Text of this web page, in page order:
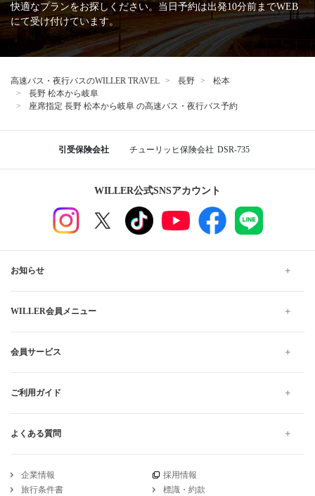
快適なプランをお探しください。当日予約は出発10分前までWEB
にて受け付けています。
高速バス・夜行バスのWILLER TRAVEL 長野
松本
長野 松本から岐阜
座席指定 長野 松本から岐阜 の高速バス・夜行バス予約
引受保険会社 チューリッヒ保険会社 DSR-735
WILLER公式SNSアカウント
お知らせ
WILLER会員メニュー
会員サービス
ご利用ガイド
よくある質問
企業情報
採用情報
旅行条件書
標識・約款